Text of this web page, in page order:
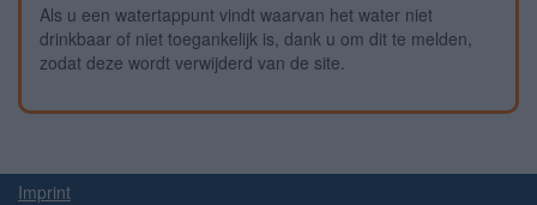
Als u een watertappunt vindt waarvan het water niet
drinkbaar of niet toegankelijk is, dank u om dit te melden,
zodat deze wordt verwijderd van de site.
Imprint